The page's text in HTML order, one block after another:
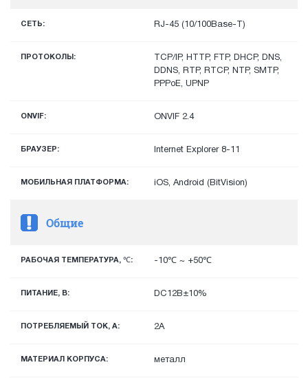
СЕТЬ: RJ-45 (10/100Base-T)
ПРОТОКОЛЫ:
TCP/IP, HTTP, FTP, DHCP, DNS,
DDNS, RTP, RTCP, NTP, SMTP,
PPPoE, UPNP
ONVIF: ONVIF 2.4
БРАУЗЕР: Internet Explorer 8-11
МОБИЛЬНАЯ ПЛАТФОРМА: iOS, Android (BitVision)
Общие
РАБОЧАЯ ТЕМПЕРАТУРА, ℃: -10℃ ~ +50℃
ПИТАНИЕ, В: DC12В±10%
ПОТРЕБЛЯЕМЫЙ ТОК, А: 2А
МАТЕРИАЛ КОРПУСА: металл